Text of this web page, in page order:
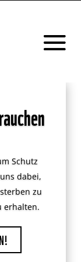
Schutz
dabei,
zu
erhalten.